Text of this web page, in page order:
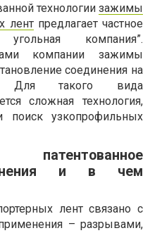
технологии зажимы
лентпредлагает частное
компания”.
компании зажимы
соединения на
Для такого вида
сложная технология,
поиск узкопрофильных
и в чем
лент связано с
– разрывами,